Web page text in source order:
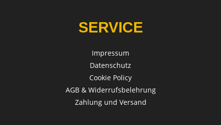
SERVICE
Impressum
Datenschutz
Cookie Policy
AGB & Widerrufsbelehrung
Zahlung und Versand